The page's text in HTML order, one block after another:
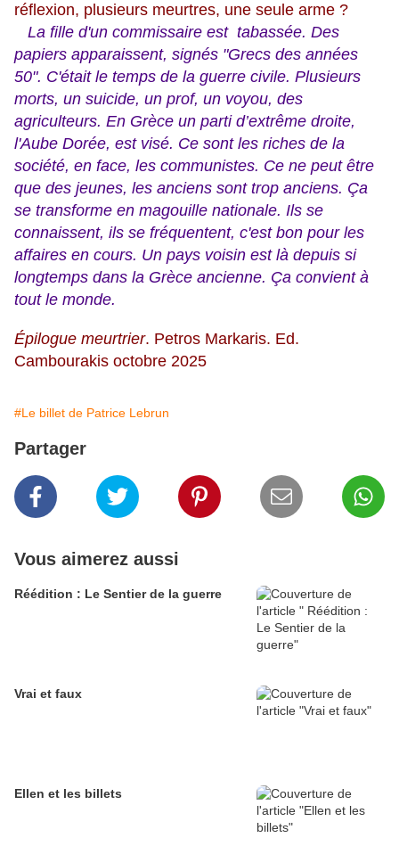
réflexion, plusieurs meurtres, une seule arme ?
La fille d'un commissaire est tabassée. Des
papiers apparaissent, signés "Grecs des années
50". C'était le temps de la guerre civile. Plusieurs
morts, un suicide, un prof, un voyou, des
agriculteurs. En Grèce un parti d’extrême droite,
l'Aube Dorée, est visé. Ce sont les riches de la
société, en face, les communistes. Ce ne peut être
que des jeunes, les anciens sont trop anciens. Ça
se transforme en magouille nationale. Ils se
connaissent, ils se fréquentent, c'est bon pour les
affaires en cours. Un pays voisin est là depuis si
longtemps dans la Grèce ancienne. Ça convient à
tout le monde.
​​Épilogue meurtrier. Petros Markaris. Ed.
Cambourakis octobre 2025
#Le billet de Patrice Lebrun
Partager
Vous aimerez aussi
Réédition : Le Sentier de la guerre
Vrai et faux
Ellen et les billets